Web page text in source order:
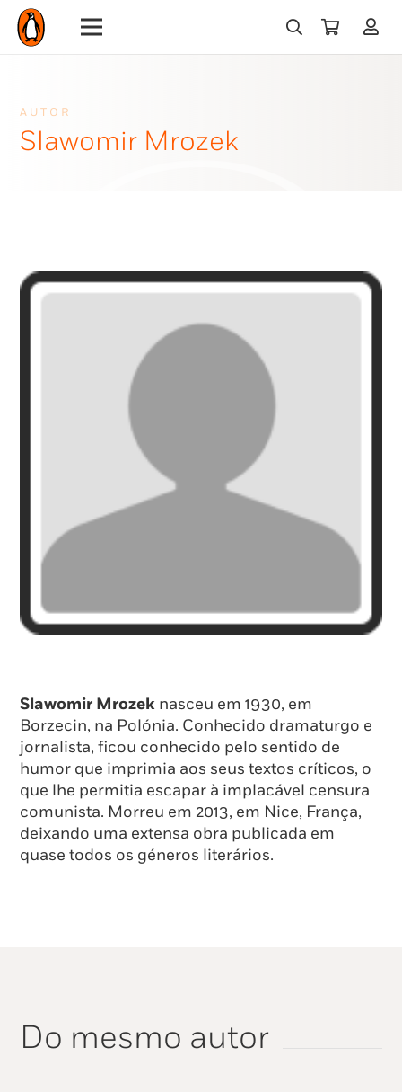
AUTOR
Slawomir Mrozek
Slawomir Mrozek nasceu em 1930, em
Borzecin, na Polónia. Conhecido dramaturgo e
jornalista, ficou conhecido pelo sentido de
humor que imprimia aos seus textos críticos, o
que lhe permitia escapar à implacável censura
comunista. Morreu em 2013, em Nice, França,
deixando uma extensa obra publicada em
quase todos os géneros literários.
Do mesmo autor